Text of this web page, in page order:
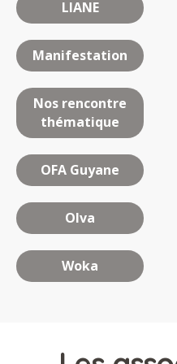
LIANE
Manifestation
Nos rencontre
thématique
OFA Guyane
Olva
Woka